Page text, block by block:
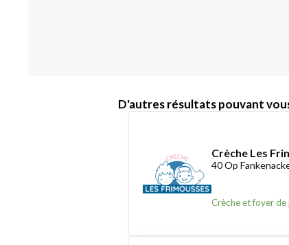
D'autres résultats pouvant
Crèche Les
40 Op
Crèche et foyer de